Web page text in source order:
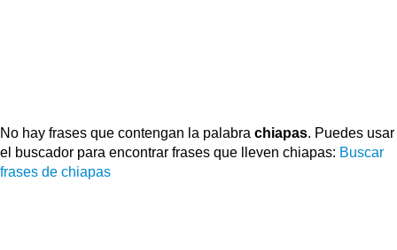
No hay frases que contengan la palabra chiapas. Puedes usar
el buscador para encontrar frases que lleven chiapas: Buscar
frases de chiapas